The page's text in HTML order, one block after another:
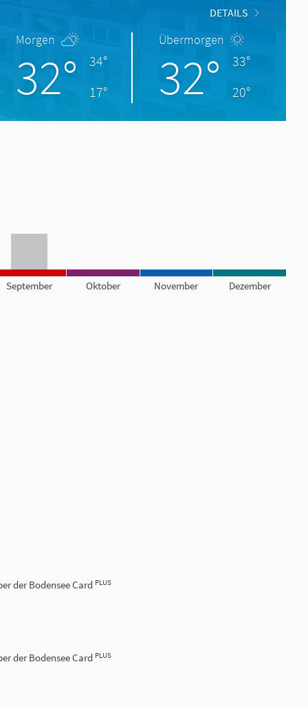
DETAILS
Morgen
32°
34°
17°
Übermorgen
32°
33°
20°
September Oktober November Dezember
der Bodensee Card PLUS
der Bodensee Card PLUS